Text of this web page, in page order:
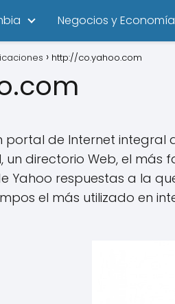
Negocios y Economía
http://co.yahoo.com
portal de Internet integral
un directorio Web, el
Yahoo respuestas a la
el más utilizado en